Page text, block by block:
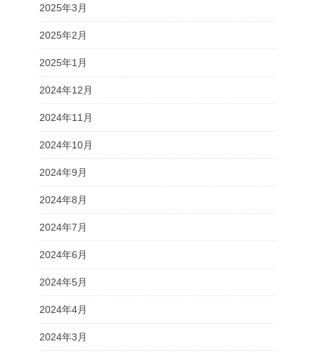
2025年3月
2025年2月
2025年1月
2024年12月
2024年11月
2024年10月
2024年9月
2024年8月
2024年7月
2024年6月
2024年5月
2024年4月
2024年3月